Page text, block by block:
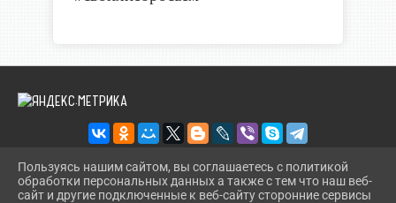
2026 Г. KORBIBL.RU
Пользуясь нашим сайтом, вы соглашаетесь с политикой
обработки персональных данных а также с тем что наш веб-
сайт и другие подключенные к веб-сайту сторонние сервисы